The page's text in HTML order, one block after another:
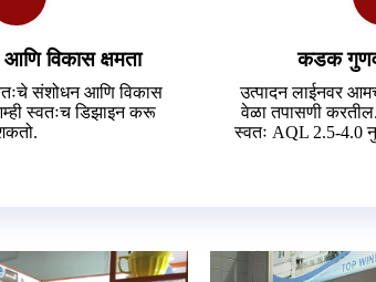
विकास क्षमता
संशोधन आणि विकास
स्वतःच डिझाइन करू
कडक
उत्पादन लाईनवर
वेळा तपासणी
स्वतः AQL 2.5-4.0